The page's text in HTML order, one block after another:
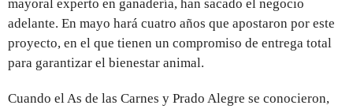
mayoral experto en ganadería, han sacado el negocio
adelante. En mayo hará cuatro años que apostaron por este
proyecto, en el que tienen un compromiso de entrega total
para garantizar el bienestar animal.
Cuando el As de las Carnes y Prado Alegre se conocieron,